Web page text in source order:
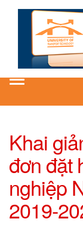
Toggle
Khai
đơn đặt
nghiệp
2019-